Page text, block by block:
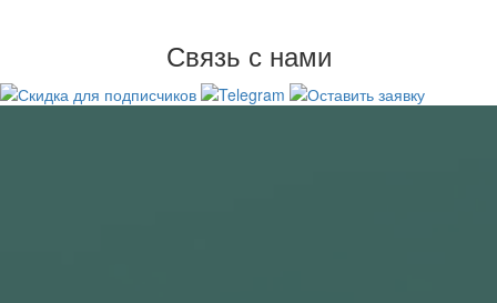
Связь с нами